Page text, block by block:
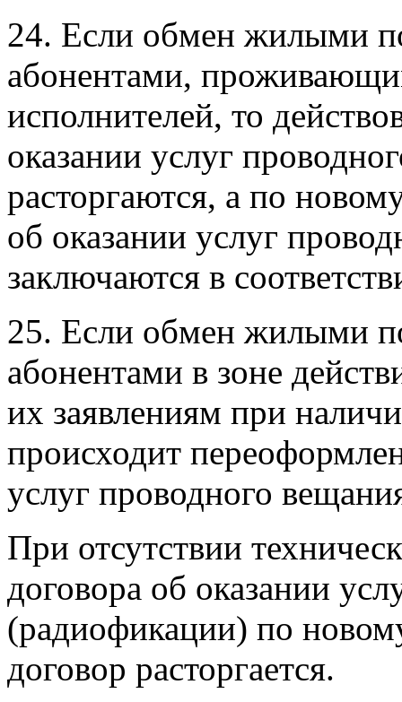
24. Если обмен жилыми
абонентами,
исполнителей, то
оказании услуг
расторгаются, а по
об оказании услуг
заключаются в
25. Если обмен жилыми
абонентами в зоне
их заявлениям при
происходит
услуг проводного
При отсутствии
договора об оказании
(радиофикации) по
договор расторгается.